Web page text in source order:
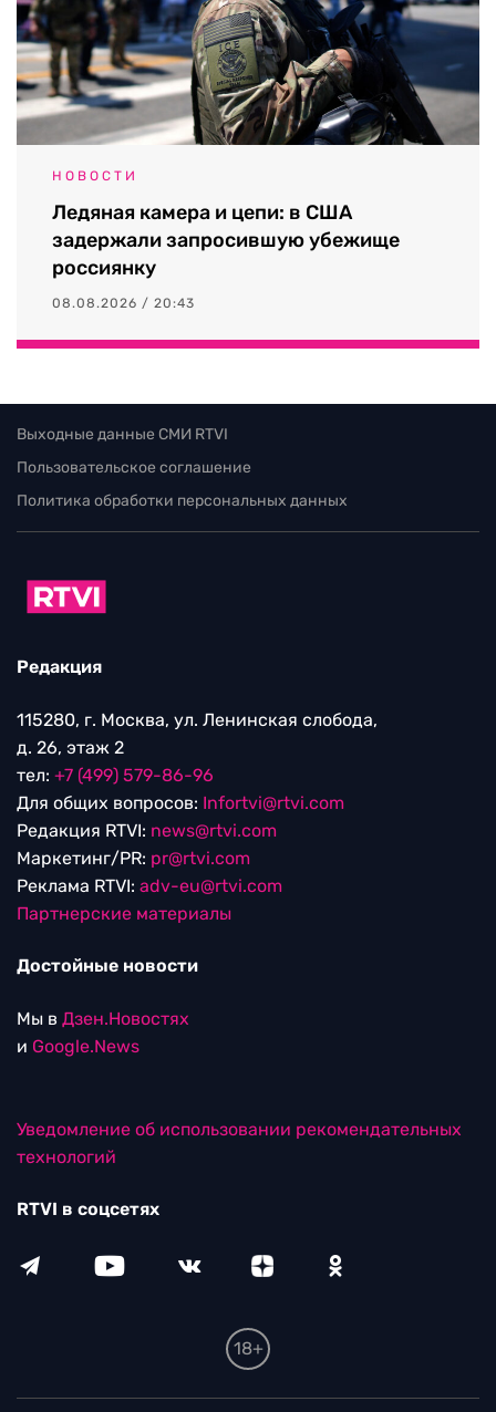
НОВОСТИ
Ледяная камера и цепи: в США
задержали запросившую убежище
россиянку
08.08.2026 / 20:43
Выходные данные СМИ RTVI
Пользовательское соглашение
Политика обработки персональных данных
Редакция
115280, г. Москва, ул. Ленинская слобода,
д. 26, этаж 2
тел: +7 (499) 579-86-96
Для общих вопросов: Infortvi@rtvi.com
Редакция RTVI: news@rtvi.com
Маркетинг/PR: pr@rtvi.com
Реклама RTVI: adv-eu@rtvi.com
Партнерские материалы
Достойные новости
Мы в Дзен.Новостях
и Google.News
Уведомление об использовании рекомендательных
технологий
RTVI в соцсетях
18+